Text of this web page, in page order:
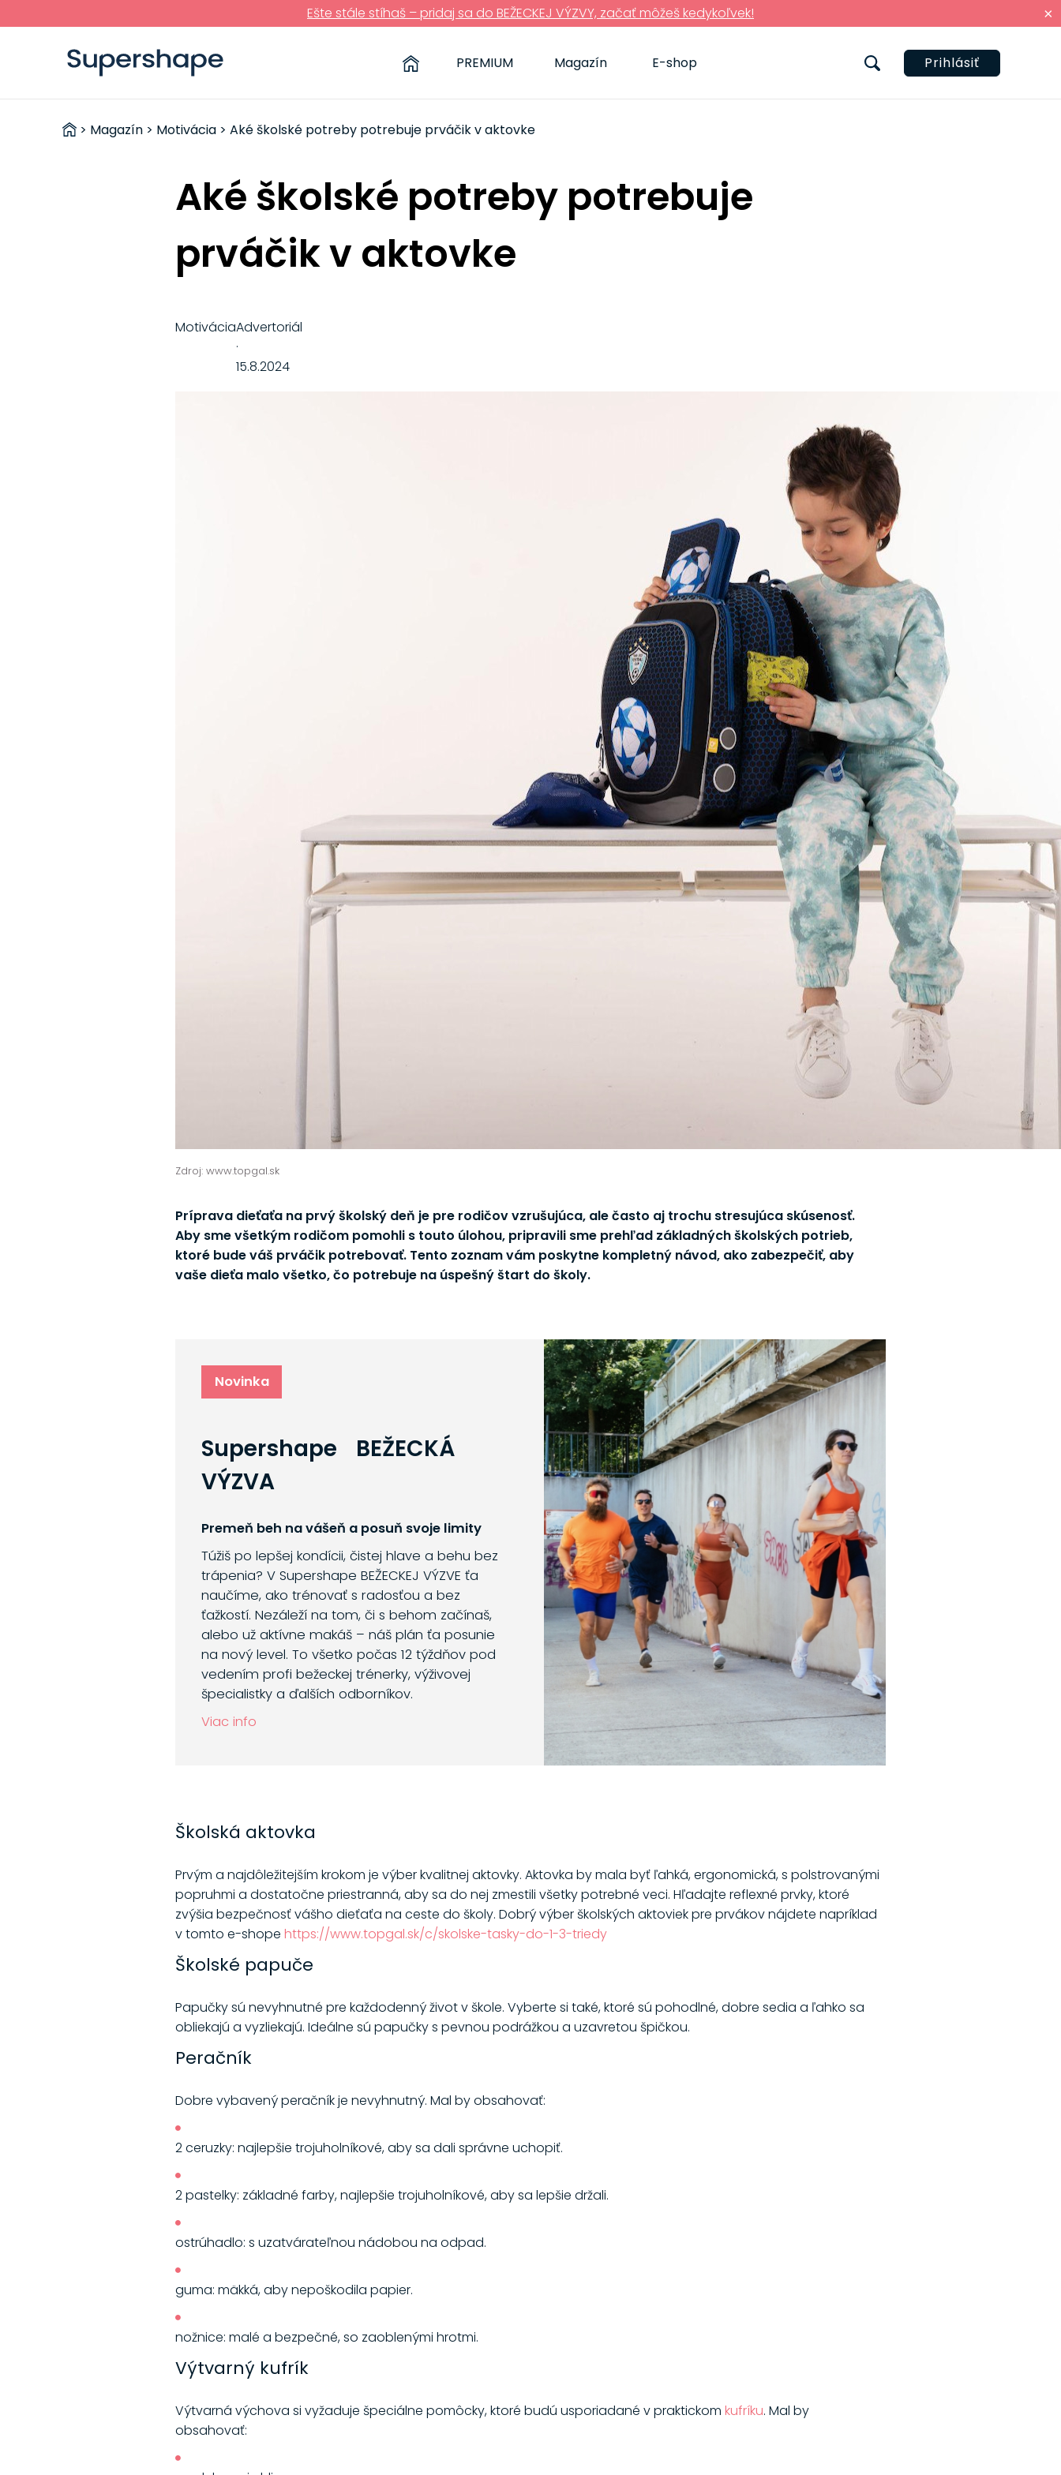
×
Ešte stále stíhaš – pridaj sa do BEŽECKEJ VÝZVY, začať môžeš kedykoľvek!
Prihlásiť
PREMIUM Magazín E-shop
ZDRAVÉ
> Magazín > Motivácia > Aké školské potreby potrebuje prváčik v aktovke
Aké školské potreby potrebuje
prváčik v aktovke
Zdroj: www.topgal.sk
Príprava dieťaťa na prvý školský deň je pre rodičov vzrušujúca, ale často aj trochu stresujúca skúsenosť.
Aby sme všetkým rodičom pomohli s touto úlohou, pripravili sme prehľad základných školských potrieb,
ktoré bude váš prváčik potrebovať. Tento zoznam vám poskytne kompletný návod, ako zabezpečiť, aby
vaše dieťa malo všetko, čo potrebuje na úspešný štart do školy.
Novinka
Supershape BEŽECKÁ
VÝZVA
Premeň beh na vášeň a posuň svoje limity
Túžiš po lepšej kondícii, čistej hlave a behu bez
trápenia? V Supershape BEŽECKEJ VÝZVE ťa
naučíme, ako trénovať s radosťou a bez
ťažkostí. Nezáleží na tom, či s behom začínaš,
alebo už aktívne makáš – náš plán ťa posunie
na nový level. To všetko počas 12 týždňov pod
vedením profi bežeckej trénerky, výživovej
špecialistky a ďalších odborníkov.
Viac info
Školská aktovka
Prvým a najdôležitejším krokom je výber kvalitnej aktovky. Aktovka by mala byť ľahká, ergonomická, s polstrovanými
popruhmi a dostatočne priestranná, aby sa do nej zmestili všetky potrebné veci. Hľadajte reflexné prvky, ktoré
zvýšia bezpečnosť vášho dieťaťa na ceste do školy. Dobrý výber školských aktoviek pre prvákov nájdete napríklad
v tomto e-shope https://www.topgal.sk/c/skolske-tasky-do-1-3-triedy
Školské papuče
Papučky sú nevyhnutné pre každodenný život v škole. Vyberte si také, ktoré sú pohodlné, dobre sedia a ľahko sa
obliekajú a vyzliekajú. Ideálne sú papučky s pevnou podrážkou a uzavretou špičkou.
Peračník
Dobre vybavený peračník je nevyhnutný. Mal by obsahovať:
2 ceruzky: najlepšie trojuholníkové, aby sa dali správne uchopiť.
2 pastelky: základné farby, najlepšie trojuholníkové, aby sa lepšie držali.
ostrúhadlo: s uzatvárateľnou nádobou na odpad.
guma: mäkká, aby nepoškodila papier.
nožnice: malé a bezpečné, so zaoblenými hrotmi.
Výtvarný kufrík
Výtvarná výchova si vyžaduje špeciálne pomôcky, ktoré budú usporiadané v praktickom kufríku. Mal by
obsahovať:
MotiváciaAdvertoriál
·
15.8.2024